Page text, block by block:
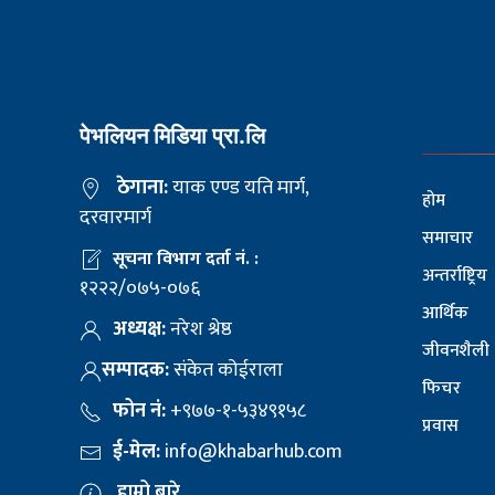
पेभलियन मिडिया प्रा.लि
ठेगाना:याक एण्ड यति मार्ग,
दरवारमार्ग
सूचना विभाग दर्ता नं. :
१२२२/०७५-०७६
अध्यक्ष:नरेश श्रेष्ठ
सम्पादक:संकेत कोईराला
फोन नं:+९७७-१-५३४९१५८
ई-मेल:info@khabarhub.com
होम
समाचार
अन्तर्राष्ट्रिय
आर्थिक
जीवनशैली
फिचर
प्रवास